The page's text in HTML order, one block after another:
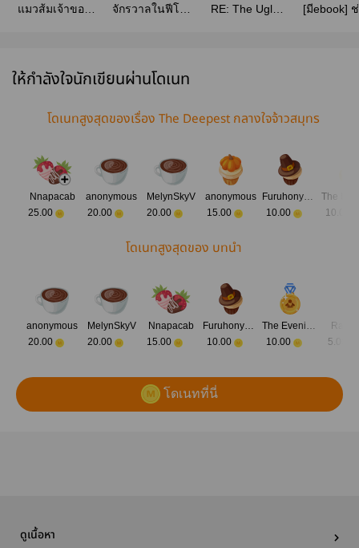
แมวส้มเจ้าของ
จักรวาลในฟีโร
RE: The Ugly
[มีebook]
ให้กำลังใจนักเขียนผ่านโดเนท
โดเนทสูงสุดของเรื่อง The Deepest กลางใจจ้าวสมุทร
Nnapacab
25.00
anonymous
20.00
MelynSkyV
20.00
anonymous
15.00
Furuhonya San
10.00
10.00
โดเนทสูงสุดของ บทนำ
anonymous
20.00
MelynSkyV
20.00
Nnapacab
15.00
Furuhonya San
10.00
The Evening E.
10.00
5.00
โดเนทที่นี่
ดูเนื้อหา